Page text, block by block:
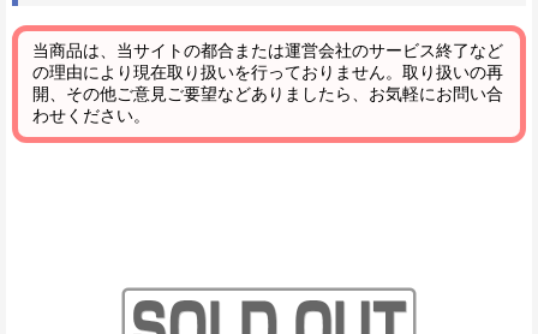
当商品は、当サイトの都合または運営会社のサービス終了など
の理由により現在取り扱いを行っておりません。取り扱いの再
開、その他ご意見ご要望などありましたら、お気軽にお問い合
わせください。